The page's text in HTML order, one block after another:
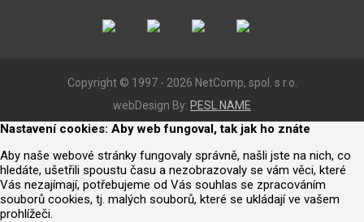
Copyright © 1997 - 2026 NetComp, spol. s r.o.
webDesign By: PESL.NAME
Nastavení cookies: Aby web fungoval, tak jak ho znáte
Aby naše webové stránky fungovaly správně, našli jste na nich, co
hledáte, ušetřili spoustu času a nezobrazovaly se vám věci, které
Vás nezajímají, potřebujeme od Vás souhlas se zpracováním
souborů cookies, tj. malých souborů, které se ukládají ve vašem
prohlížeči.